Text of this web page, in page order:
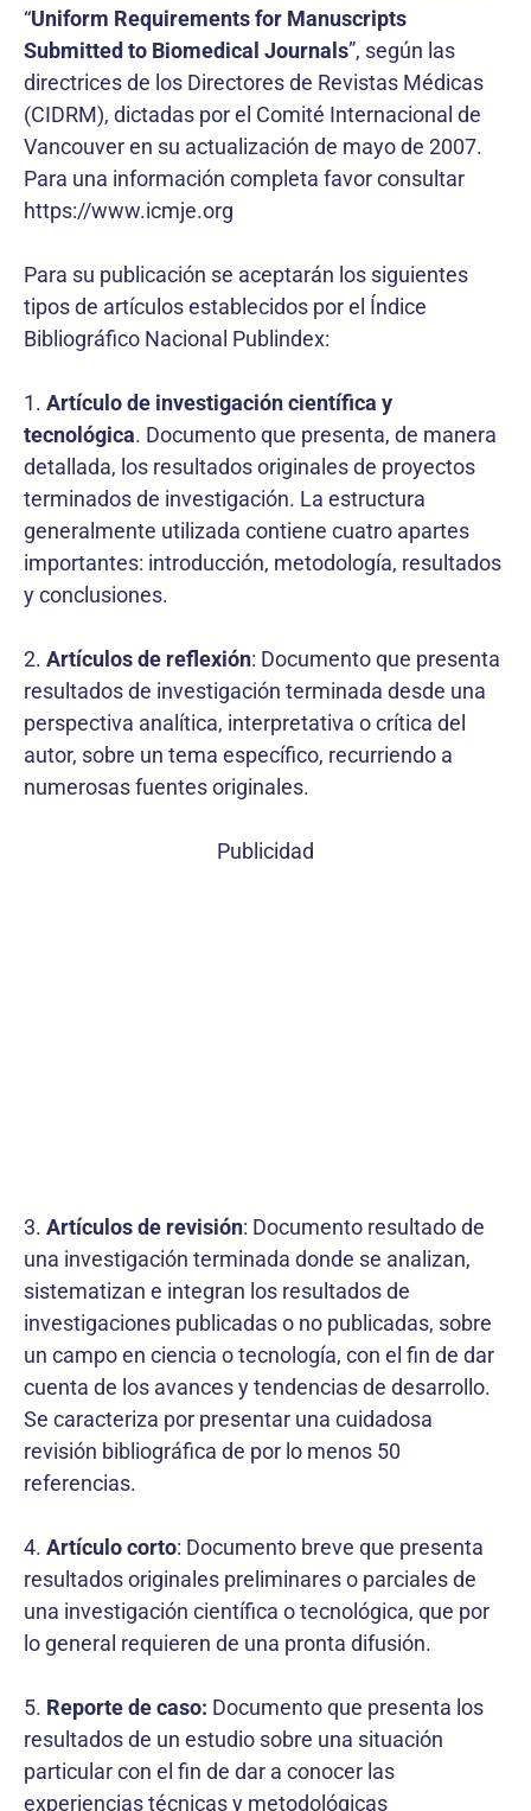
“Uniform Requirements for Manuscripts
Submitted to Biomedical Journals”, según las
directrices de los Directores de Revistas Médicas
(CIDRM), dictadas por el Comité Internacional de
Vancouver en su actualización de mayo de 2007.
Para una información completa favor consultar
https://www.icmje.org
Para su publicación se aceptarán los siguientes
tipos de artículos establecidos por el Índice
Bibliográfico Nacional Publindex:
1. Artículo de investigación científica y
tecnológica. Documento que presenta, de manera
detallada, los resultados originales de proyectos
terminados de investigación. La estructura
generalmente utilizada contiene cuatro apartes
importantes: introducción, metodología, resultados
y conclusiones.
2. Artículos de reflexión: Documento que presenta
resultados de investigación terminada desde una
perspectiva analítica, interpretativa o crítica del
autor, sobre un tema específico, recurriendo a
numerosas fuentes originales.
Publicidad
3. Artículos de revisión: Documento resultado de
una investigación terminada donde se analizan,
sistematizan e integran los resultados de
investigaciones publicadas o no publicadas, sobre
un campo en ciencia o tecnología, con el fin de dar
cuenta de los avances y tendencias de desarrollo.
Se caracteriza por presentar una cuidadosa
revisión bibliográfica de por lo menos 50
referencias.
4. Artículo corto: Documento breve que presenta
resultados originales preliminares o parciales de
una investigación científica o tecnológica, que por
lo general requieren de una pronta difusión.
5. Reporte de caso: Documento que presenta los
resultados de un estudio sobre una situación
particular con el fin de dar a conocer las
experiencias técnicas y metodológicas